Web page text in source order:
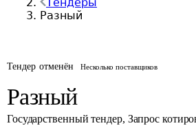
Разный
Тендер отменён Несколько поставщиков
Разный
Государственный тендер, Запрос